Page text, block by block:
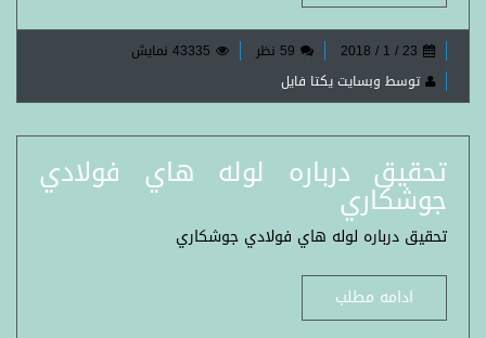
23 / 1 / 2018 59 نظر
43335 نمایش
توسط وبسایت یکتا فایل
تحقیق درباره لوله هاي فولادي
جوشكاري
تحقیق درباره لوله هاي فولادي جوشكاري
ادامه مطلب